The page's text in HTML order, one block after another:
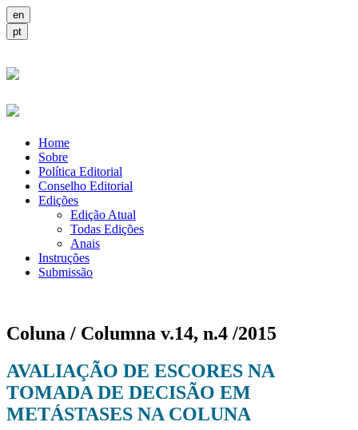
Home
Sobre
Política Editorial
Conselho Editorial
Edições
Edição Atual
Todas Edições
Anais
Instruções
Submissão
Coluna / Columna v.14, n.4 /2015
AVALIAÇÃO DE ESCORES NA
TOMADA DE DECISÃO EM
METÁSTASES NA COLUNA